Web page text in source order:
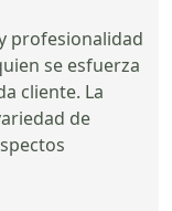
profesionalidad
se esfuerza
cliente. La
de